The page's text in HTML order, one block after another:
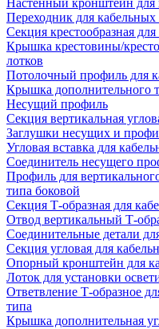
Настенный кронштейн для
Переходник для кабельных
Секция крестообразная
Крышка крестовины/
лотков
Потолочный профиль для
Крышка дополнительного
Несущий профиль
Секция вертикальная
Заглушки несущих и
Угловая вставка для
Соединитель несущего
Профиль для
типа боковой
Секция Т-образная для
Отвод вертикальный Т-
Соединительные детали
Секция угловая для
Опорный кронштейн для
Лоток для установки
Ответвление Т-образное
типа
Крышка дополнительная